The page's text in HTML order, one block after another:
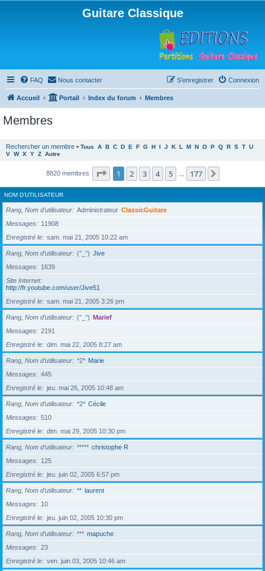
Guitare Classique
FAQ Nous contacter Connexion
S’enregistrer
Accueil Portail Index du forum Membres
Membres
Rechercher un membre • Tous A B C D E F G H I J K L M N O P Q R S T U
V W X Y Z Autre
8820 membres Page 1sur177
1 2 3 4 5 177
NOM D’UTILISATEUR
Rang, Nom d’utilisateur Administrateur ClassicGuitare
Messages
11908
Enregistré le
sam. mai 21, 2005 10:22 am
Rang, Nom d’utilisateur (°_°) Jive
Messages
1639
Site Internet
http://fr.youtube.com/user/Jive51
Enregistré le
sam. mai 21, 2005 3:26 pm
Rang, Nom d’utilisateur (°_°) Marief
Messages
2191
Enregistré le
dim. mai 22, 2005 8:27 am
Rang, Nom d’utilisateur *2* Marie
Messages
445
Enregistré le
jeu. mai 26, 2005 10:48 am
Rang, Nom d’utilisateur *2* Cécile
Messages
510
Enregistré le
dim. mai 29, 2005 10:30 pm
Rang, Nom d’utilisateur ***** christophe R
Messages
125
Enregistré le
jeu. juin 02, 2005 6:57 pm
Rang, Nom d’utilisateur ** laurent
Messages
10
Enregistré le
jeu. juin 02, 2005 10:30 pm
Rang, Nom d’utilisateur *** mapuche
Messages
23
Enregistré le
ven. juin 03, 2005 10:46 am